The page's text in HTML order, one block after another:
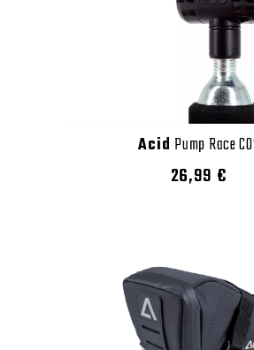
Acid Pump Race
26,99 €